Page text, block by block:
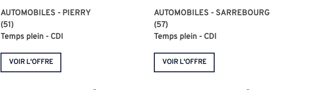
AUTOMOBILES - PIERRY
(51)
Temps plein - CDI
VOIR L'OFFRE
AUTOMOBILES - SARREBOURG
(57)
Temps plein - CDI
VOIR L'OFFRE